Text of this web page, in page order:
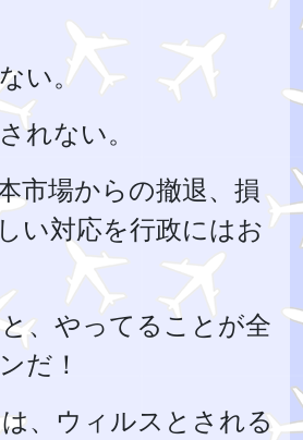
い。
れない。
市場からの撤退、損
い対応を行政にはお
、やってることが全
だ！
、ウィルスとされる